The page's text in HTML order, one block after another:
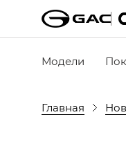
Модели
Главная